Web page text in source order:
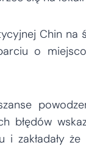
Chin
o
błędów
i zakładały